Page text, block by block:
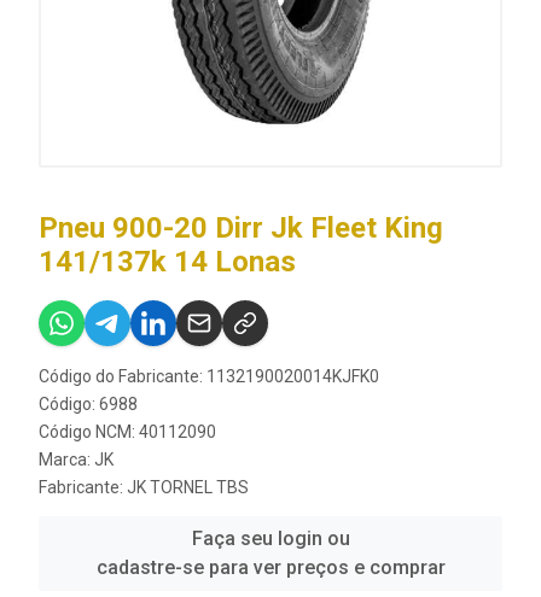
Pneu 900-20 Dirr Jk Fleet King
141/137k 14 Lonas
Código do Fabricante: 1132190020014KJFK0
Código: 6988
Código NCM: 40112090
Marca: JK
Fabricante: JK TORNEL TBS
Faça seu login ou
cadastre-se para ver preços e comprar